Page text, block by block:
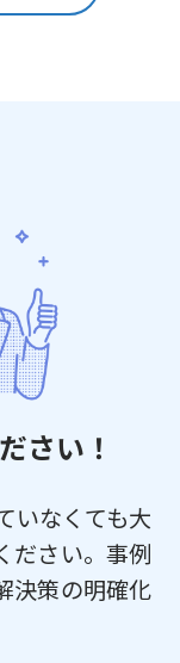
さい！
いなくても大
ださい。事例
決策の明確化